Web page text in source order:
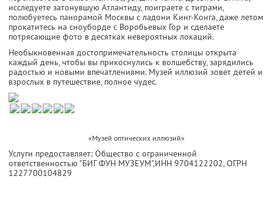
исследуете затонувшую Атлантиду, поиграете с тиграми,
полюбуетесь панорамой Москвы с ладони Кинг-Конга, даже летом
прокатитесь на сноуборде с Воробьевых Гор и сделаете
потрясающие фото в десятках невероятных локаций.
Необыкновенная достопримечательность столицы открыта
каждый день, чтобы вы прикоснулись к волшебству, зарядились
радостью и новыми впечатлениями. Музей иллюзий зовет детей и
взрослых в путешествие, полное чудес.
«Музей оптических иллюзий»
Услуги предоставляет: Общество с ограниченной
ответственностью "БИГ ФУН МУЗЕУМ",ИНН 9704122202, ОГРН
1227700104829